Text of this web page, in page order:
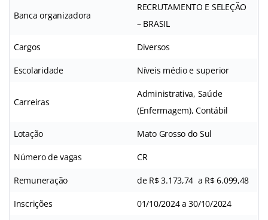
Banca organizadora
RECRUTAMENTO E SELEÇÃO
– BRASIL
Cargos Diversos
Escolaridade Níveis médio e superior
Carreiras
Administrativa, Saúde
(Enfermagem), Contábil
Lotação Mato Grosso do Sul
Número de vagas CR
Remuneração de R$ 3.173,74 a R$ 6.099,48
Inscrições 01/10/2024 a 30/10/2024